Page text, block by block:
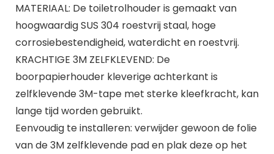
MATERIAAL: De toiletrolhouder is gemaakt van
hoogwaardig SUS 304 roestvrij staal, hoge
corrosiebestendigheid, waterdicht en roestvrij.
KRACHTIGE 3M ZELFKLEVEND: De
boorpapierhouder kleverige achterkant is
zelfklevende 3M-tape met sterke kleefkracht, kan
lange tijd worden gebruikt.
Eenvoudig te installeren: verwijder gewoon de folie
van de 3M zelfklevende pad en plak deze op het